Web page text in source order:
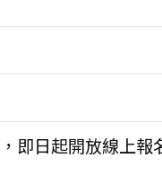
即日起開放線上